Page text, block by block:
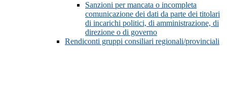
Sanzioni per mancata o incompleta
comunicazione dei dati da parte dei titolari
di incarichi politici, di amministrazione, di
direzione o di governo
Rendiconti gruppi consiliari regionali/provinciali